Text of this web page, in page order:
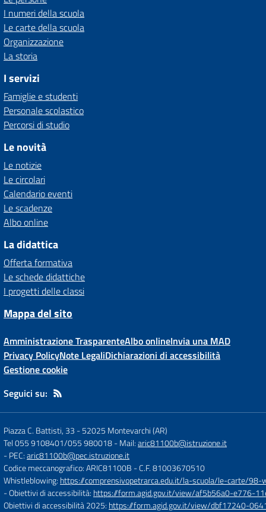
I numeri della scuola
Le carte della scuola
Organizzazione
La storia
I servizi
Famiglie e studenti
Personale scolastico
Percorsi di studio
Le novità
Le notizie
Le circolari
Calendario eventi
Le scadenze
Albo online
La didattica
Offerta formativa
Le schede didattiche
I progetti delle classi
Mappa del sito
Amministrazione TrasparenteAlbo onlineInvia una MAD
Privacy PolicyNote LegaliDichiarazioni di accessibilità
Gestione cookie
Seguici su:
Piazza C. Battisti, 33 -52025 Montevarchi (AR)
Tel 055 9108401/055 980018- Mail:aric81100b@istruzione.it
- PEC:aric81100b@pec.istruzione.it
Codice meccanografico: ARIC81100B - C.F. 81003670510
Whistleblowing: https://comprensivopetrarca.edu.it/la-scuola/le-carte/98-
- Obiettivi di accessibilità: https://form.agid.gov.it/view/af5b56a0-e776-
Obiettivi di accessibilità 2025: https://form.agid.gov.it/view/dbf17240-